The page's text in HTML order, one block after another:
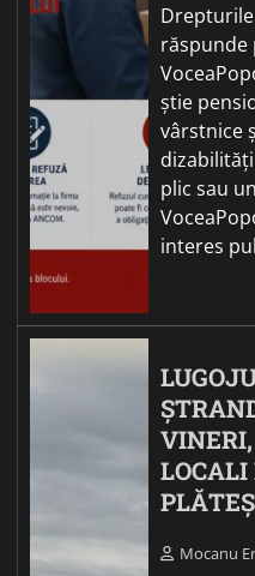
răspunde
știe
vârstnice
plic sau
interes
LOCALI
Mocanu